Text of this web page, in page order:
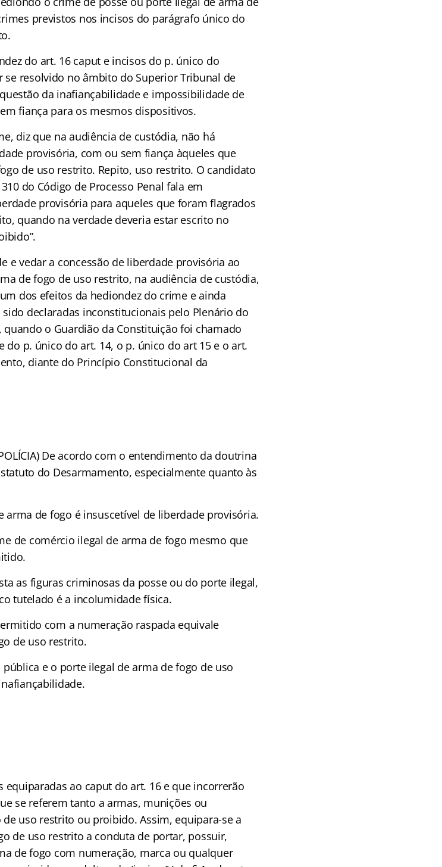
previstos nos incisos do parágrafo único do
do art. 16 caput e incisos do p. único do
resolvido no âmbito do Superior Tribunal de
da inafiançabilidade e impossibilidade de
fiança para os mesmos dispositivos.
diz que na audiência de custódia, não há
provisória, com ou sem fiança àqueles que
de uso restrito. Repito, uso restrito. O candidato
do Código de Processo Penal fala em
provisória para aqueles que foram flagrados
quando na verdade deveria estar escrito no
e vedar a concessão de liberdade provisória ao
de fogo de uso restrito, na audiência de custódia,
dos efeitos da hediondez do crime e ainda
declaradas inconstitucionais pelo Plenário do
quando o Guardião da Constituição foi chamado
p. único do art. 14, o p. único do art 15 e o art.
diante do Princípio Constitucional da
POLÍCIA) De acordo com o entendimento da doutrina
do Desarmamento, especialmente quanto às
de fogo é insuscetível de liberdade provisória.
de comércio ilegal de arma de fogo mesmo que
as figuras criminosas da posse ou do porte ilegal,
tutelado é a incolumidade física.
com a numeração raspada equivale
de uso restrito.
e o porte ilegal de arma de fogo de uso
equiparadas ao caput do art. 16 e que incorrerão
se referem tanto a armas, munições ou
uso restrito ou proibido. Assim, equipara-se a
de uso restrito a conduta de portar, possuir,
de fogo com numeração, marca ou qualquer